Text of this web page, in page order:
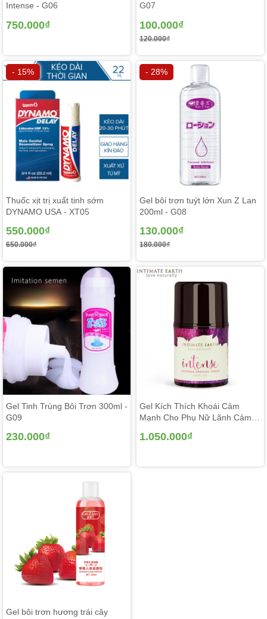
Intense - G06
750.000₫
G07
100.000₫
120.000₫
- 15%
Thuốc xịt trị xuất tinh sớm
DYNAMO USA - XT05
550.000₫
650.000₫
- 28%
Gel bôi trơn tuýt lớn Xun Z Lan
200ml - G08
130.000₫
180.000₫
Gel Tinh Trùng Bôi Trơn 300ml -
G09
230.000₫
Gel Kích Thích Khoái Cảm
Mạnh Cho Phụ Nữ Lãnh Cảm -
1.050.000₫
Gel bôi trơn hương trái cây